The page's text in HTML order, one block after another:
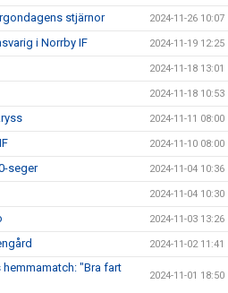
stjärnor 2024-11-26 10:07
i Norrby IF 2024-11-19 12:25
2024-11-18 13:01
2024-11-18 10:53
2024-11-11 08:00
2024-11-10 08:00
seger 2024-11-04 10:36
2024-11-04 10:30
2024-11-03 13:26
2024-11-02 11:41
"Bra fart
2024-11-01 18:50